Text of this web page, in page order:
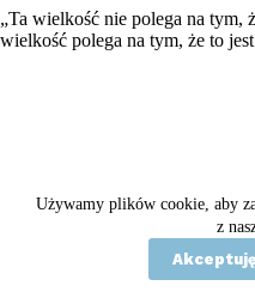
Używamy plików cookie, aby
z
Akceptuję
„Ta wielkość nie polega na tym,
wielkość polega na tym, że to
Copyright © 2020 - 2026 Betel